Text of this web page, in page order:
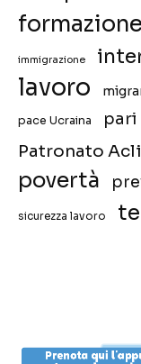
formazione
immigrazione
lavoro
pace Ucraina
Patronato Acli
povertà
sicurezza lavoro